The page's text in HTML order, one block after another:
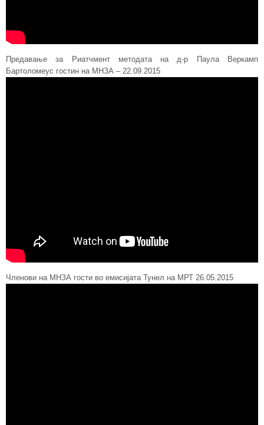
Предавање за Риатчмент методата на д-р Паула Веркамп
Бартоломеус гостин на МНЗА – 22.09.2015
Членови на МНЗА гости во емисијата Тунел на МРТ 26.05.2015